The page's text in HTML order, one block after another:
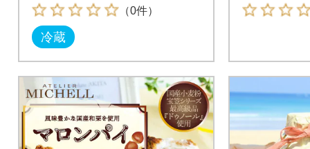
（0件）
冷蔵